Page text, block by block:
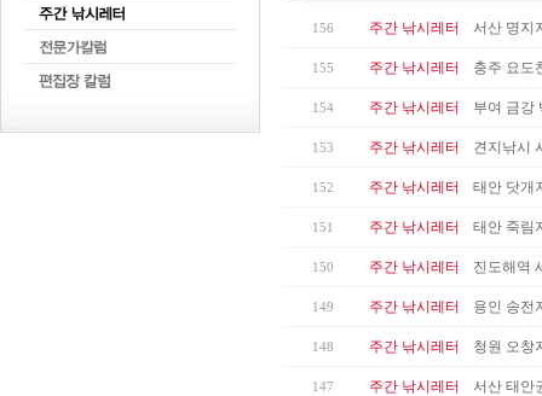
156 주간 낚시레터 서산 명지
155 주간 낚시레터 충주 요도
154 주간 낚시레터 부여 금강
153 주간 낚시레터 견지낚시
152 주간 낚시레터 태안 닷개
151 주간 낚시레터 태안 죽림
150 주간 낚시레터 진도해역
149 주간 낚시레터 용인 송전
148 주간 낚시레터 청원 오창
147 주간 낚시레터 서산 태안